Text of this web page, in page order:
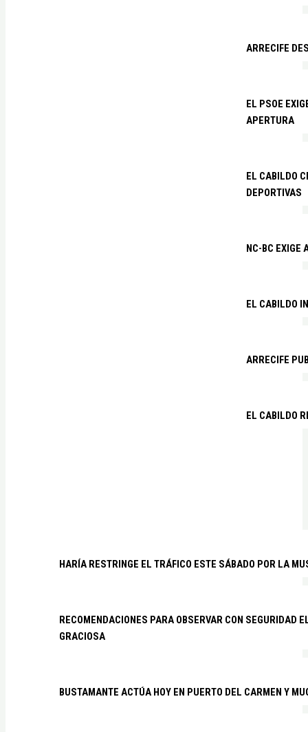
ARRECIFE
EL PSOE
APERTURA
EL CABILDO
DEPORTIVAS
NC-BC EXIGE
EL CABILDO
ARRECIFE
EL CABILDO
HARÍA RESTRINGE EL TRÁFICO ESTE SÁBADO POR LA
RECOMENDACIONES PARA OBSERVAR CON SEGURIDAD
GRACIOSA
BUSTAMANTE ACTÚA HOY EN PUERTO DEL CARMEN Y